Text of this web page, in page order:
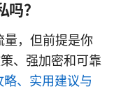
？
量，但前提是你
、强加密和可靠
、实用建议与